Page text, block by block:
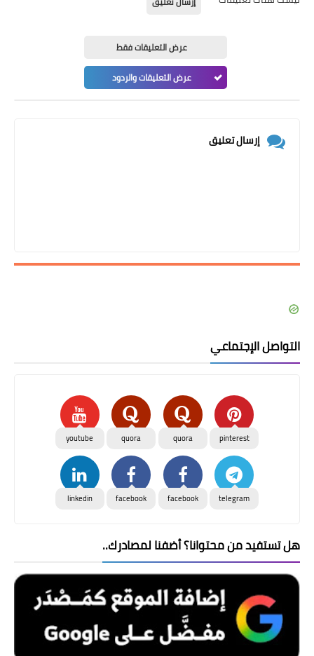
عرض التعليقات فقط
عرض التعليقات والردود
إرسال تعليق
التواصل الإجتماعي
pinterest
quora
quora
youtube
telegram
facebook
facebook
linkedin
هل تستفيد من محتوانا؟ أضفنا لمصادرك..